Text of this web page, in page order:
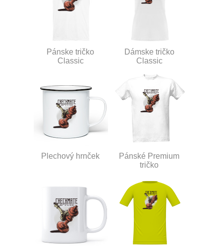
Pánske tričko
Classic
Dámske tričko
Classic
Plechový hrnček
Pánské Premium
tričko